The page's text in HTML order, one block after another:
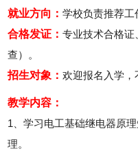
就业方向：学校负责推荐工
合格发证：专业技术合格
查）。
招生对象：欢迎报名入学，
教学内容：
1、学习电工基础继电器原
理。